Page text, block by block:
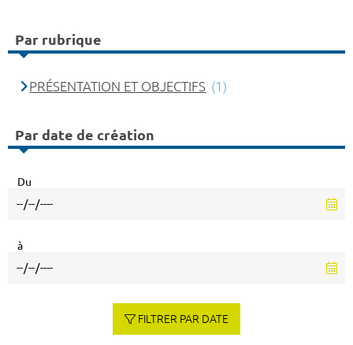
Par rubrique
PRÉSENTATION ET OBJECTIFS (1)
Par date de création
Du
à
FILTRER PAR DATE